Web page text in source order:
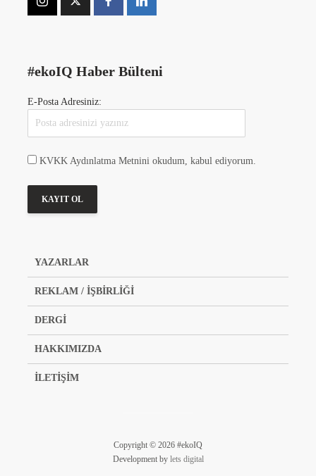
#ekoIQ Haber Bülteni
E-Posta Adresiniz:
KVKK Aydınlatma Metnini okudum, kabul ediyorum.
YAZARLAR
REKLAM / İŞBİRLİĞİ
DERGİ
HAKKIMIZDA
İLETİŞİM
Copyright © 2026 #ekoIQ
Development by lets digital